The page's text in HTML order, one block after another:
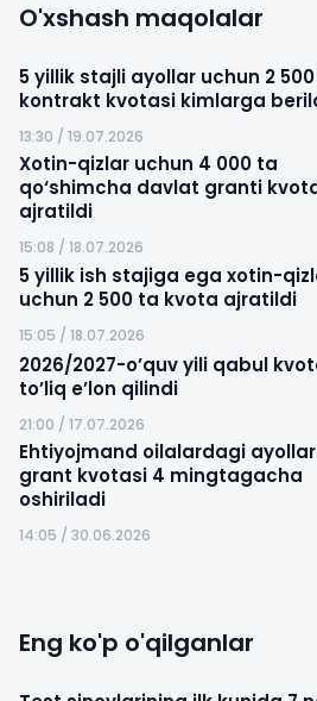
O'xshash maqolalar
5 yillik stajli ayollar uchun 2
kontrakt kvotasi kimlarga
13:30 / 19.07.2026
Xotin-qizlar uchun 4 000 ta
qo‘shimcha davlat granti
ajratildi
15:08 / 18.07.2026
5 yillik ish stajiga ega xotin-
uchun 2 500 ta kvota ajratildi
15:05 / 18.07.2026
2026/2027-o’quv yili qabul
to’liq e’lon qilindi
21:00 / 17.07.2026
Ehtiyojmand oilalardagi
grant kvotasi 4 mingtagacha
oshiriladi
14:05 / 30.06.2026
Eng ko'p o'qilganlar